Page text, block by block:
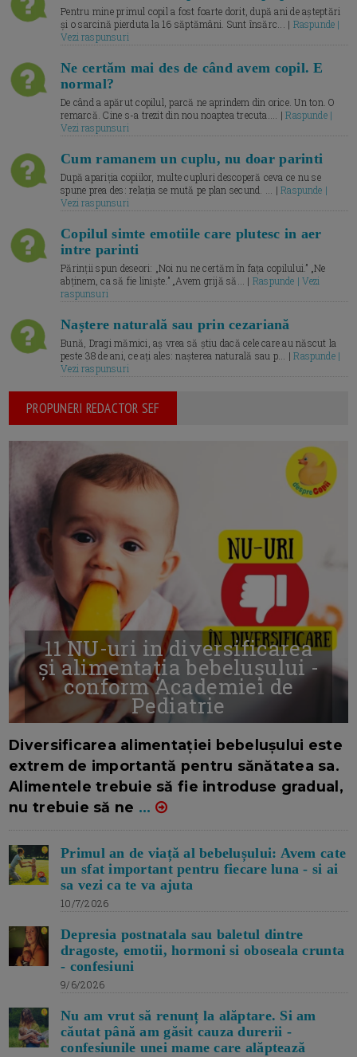
Pentru mine primul copil a fost foarte dorit, după ani de așteptări
și o sarcină pierduta la 16 săptămâni. Sunt însărc... | Raspunde |
Vezi raspunsuri
Ne certăm mai des de când avem copil. E
normal?
De când a apărut copilul, parcă ne aprindem din orice. Un ton. O
remarcă. Cine s-a trezit din nou noaptea trecuta.... |Raspunde |
Vezi raspunsuri
Cum ramanem un cuplu, nu doar parinti
După apariția copiilor, multe cupluri descoperă ceva ce nu se
spune prea des: relația se mută pe plan secund. ... |Raspunde |
Vezi raspunsuri
Copilul simte emotiile care plutesc in aer
intre parinti
Părinții spun deseori: „Noi nu ne certăm în fața copilului.” „Ne
abținem, ca să fie liniște.” „Avem grijă să... | Raspunde | Vezi
raspunsuri
Naștere naturală sau prin cezariană
Bună, Dragi mămici, aș vrea să știu dacă cele care au născut la
peste 38 de ani, ce ați ales: nașterea naturală sau p... |Raspunde |
Vezi raspunsuri
PROPUNERI REDACTOR SEF
11 NU-uri in diversificarea
și alimentația bebelușului -
conform Academiei de
Pediatrie
Diversificarea alimentației bebelușului este
extrem de importantă pentru sănătatea sa.
Alimentele trebuie să fie introduse gradual,
nu trebuie să ne ...
Primul an de viață al bebelușului: Avem cate
un sfat important pentru fiecare luna - si ai
sa vezi ca te va ajuta
10/7/2026
Depresia postnatala sau baletul dintre
dragoste, emotii, hormoni si oboseala crunta
- confesiuni
9/6/2026
Nu am vrut să renunț la alăptare. Si am
căutat până am găsit cauza durerii -
confesiunile unei mame care alăptează